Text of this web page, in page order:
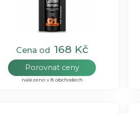
Cena od 168 Kč
Porovnat ceny
nalezeno v 8 obchodech